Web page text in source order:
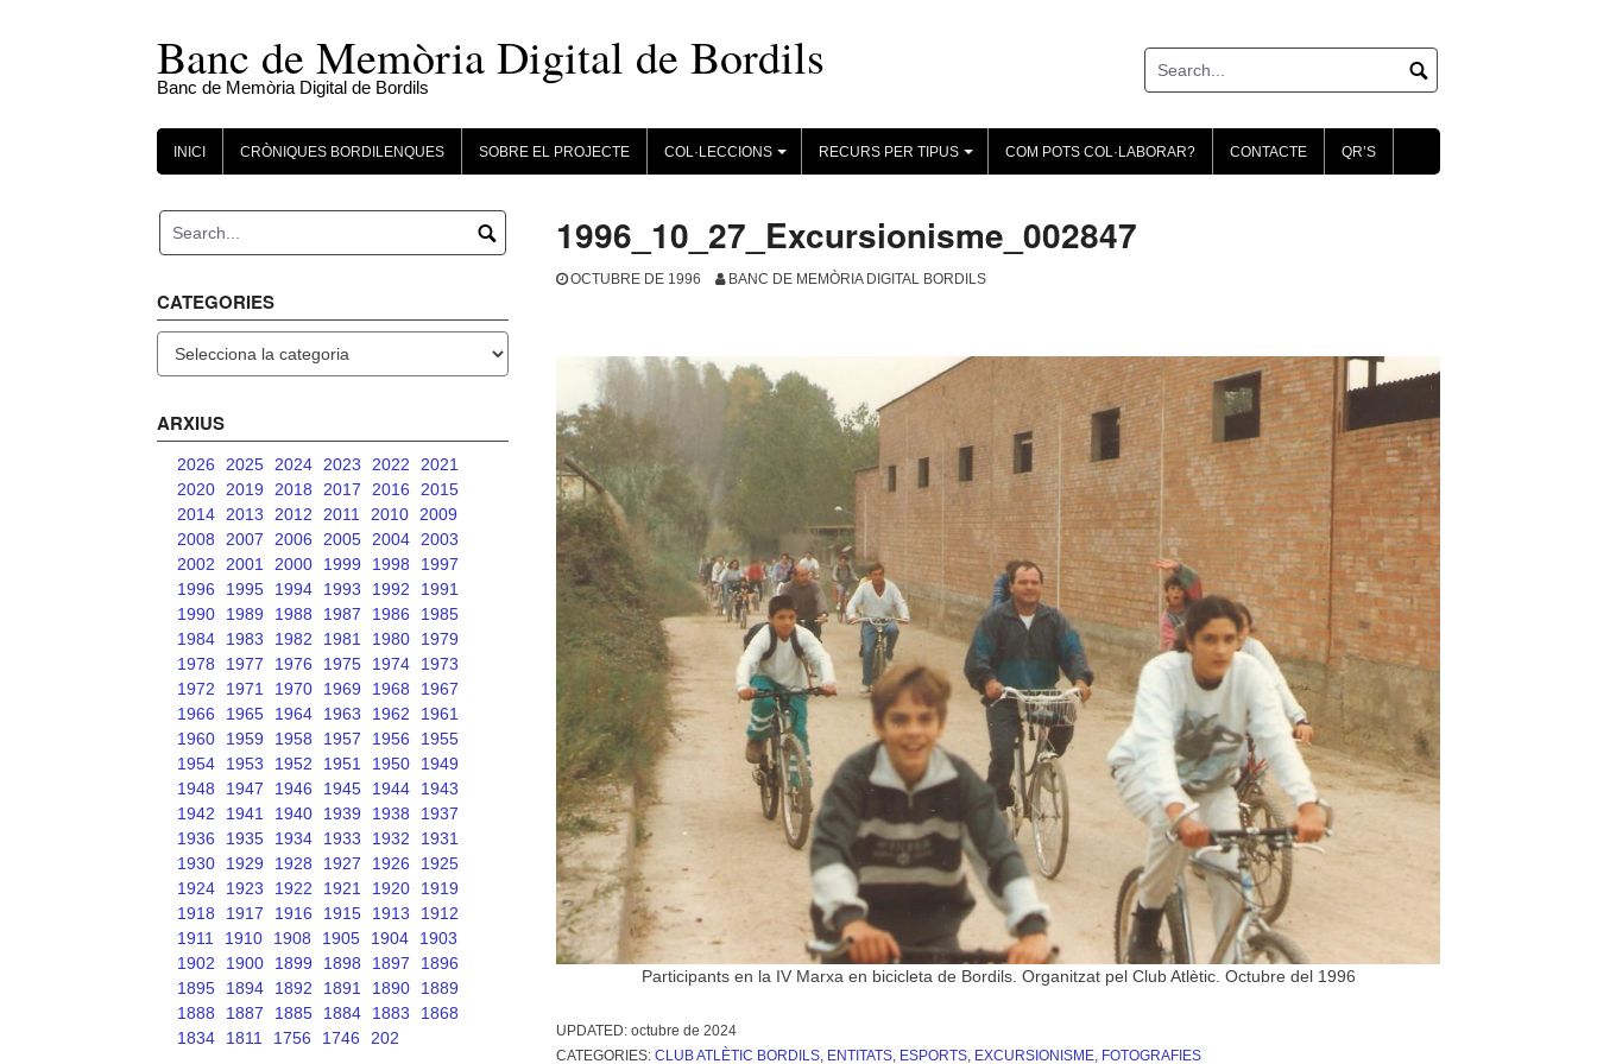
Banc de Memòria Digital de Bordils
Banc de Memòria Digital de Bordils
INICI CRÒNIQUES BORDILENQUES SOBRE EL PROJECTE
+
COL·LECCIONS
+
RECURS PER TIPUS COM POTS COL·LABORAR? CONTACTE QR’S
1996_10_27_Excursionisme_002847
OCTUBRE DE 1996 BANC DE MEMÒRIA DIGITAL BORDILS
Participants en la IV Marxa en bicicleta de Bordils. Organitzat pel Club Atlètic. Octubre del 1996
UPDATED: octubre de 2024
CATEGORIES: CLUB ATLÈTIC BORDILS, ENTITATS, ESPORTS, EXCURSIONISME, FOTOGRAFIES
CATEGORIES
ARXIUS
2026 2025 2024 2023 2022
2021
2020
2019 2018 2017 2016
2015
2014
2013 2012 2011 2010
2009
2008
2007 2006 2005 2004
2003
2002
2001 2000 1999 1998
1997
1996
1995 1994 1993 1992
1991
1990
1989 1988 1987 1986
1985
1984
1983 1982 1981 1980
1979
1978
1977 1976 1975 1974
1973
1972
1971 1970 1969 1968
1967
1966
1965 1964 1963 1962
1961
1960
1959 1958 1957 1956
1955
1954
1953 1952 1951 1950
1949
1948
1947 1946 1945 1944
1943
1942
1941 1940 1939 1938
1937
1936
1935 1934 1933 1932
1931
1930
1929 1928 1927 1926
1925
1924
1923 1922 1921 1920
1919
1918
1917 1916 1915 1913
1912
1911
1910 1908 1905 1904
1903
1902
1900 1899 1898 1897
1896
1895
1894 1892 1891 1890
1889
1888
1887 1885 1884 1883
1868
1834
1811 1756 1746 202